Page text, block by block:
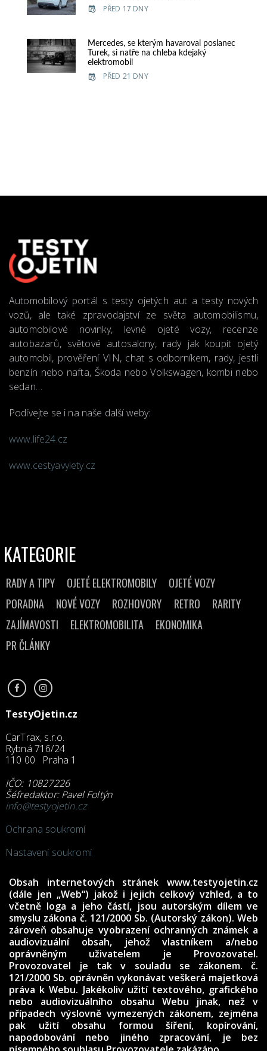
PŘED 17 DNY
Mercedes, se kterým havaroval poslanec
Turek, si natře na chleba kdejaký
elektromobil
PŘED 21 DNY
Automobilový portál s testy ojetých aut a testy nových
vozů, ale také zpravodajství ze světa automobilismu,
automobilové novinky, levné ojeté vozy, recenze
autobazarů, světové autosalony, rady jak koupit ojetý
automobil, prověření VIN, chat s odborníkem, rady, jestli
benzín nebo nafta, Škoda nebo Volkswagen, kombi nebo
sedan…
Podívejte se i na naše další weby:
www.life24.cz
www.cestyavylety.cz
KATEGORIE
RADY A TIPY OJETÉ ELEKTROMOBILY
OJETÉ VOZY
PORADNA
NOVÉ VOZY ROZHOVORY RETRO
RARITY
ZAJÍMAVOSTI
ELEKTROMOBILITA
EKONOMIKA
PR ČLÁNKY
TestyOjetin.cz
CarTrax, s.r.o.
Rybná 716/24
110 00 Praha 1
IČO: 10827226
Šéfredaktor: Pavel Foltýn
info@testyojetin.cz
Ochrana soukromí
Nastavení soukromí
Obsah internetových stránek www.testyojetin.cz
(dále jen „Web“) jakož i jejich celkový vzhled, a to
včetně loga a jeho částí, jsou autorským dílem ve
smyslu zákona č. 121/2000 Sb. (Autorský zákon). Web
zároveň obsahuje vyobrazení ochranných známek a
audiovizuální obsah, jehož vlastníkem a/nebo
oprávněným uživatelem je Provozovatel.
Provozovatel je tak v souladu se zákonem. č.
121/2000 Sb. oprávněn vykonávat veškerá majetková
práva k Webu. Jakékoliv užití textového, grafického
nebo audiovizuálního obsahu Webu jinak, než v
případech výslovně vymezených zákonem, zejména
pak užití obsahu formou šíření, kopírování,
napodobování nebo jiného zpracování, je bez